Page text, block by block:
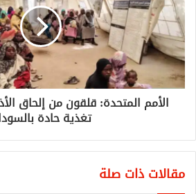
الأمم المتحدة: قلقون من إلحاق
تغذية حادة
مقالات ذات صلة